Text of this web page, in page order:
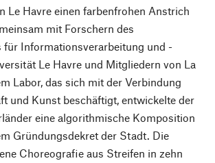
Le Havre einen farbenfrohen Anstrich
mit Forschern des
für Informationsverarbeitung und -
Le Havre und Mitgliedern von La
Labor, das sich mit der Verbindung
und Kunst beschäftigt, entwickelte der
eine algorithmische Komposition
Gründungsdekret der Stadt. Die
Choreografie aus Streifen in zehn